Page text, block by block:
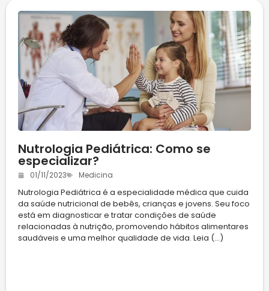
Nutrologia Pediátrica: Como se
especializar?
01/11/2023 Medicina
Nutrologia Pediátrica é a especialidade médica que cuida
da saúde nutricional de bebês, crianças e jovens. Seu foco
está em diagnosticar e tratar condições de saúde
relacionadas à nutrição, promovendo hábitos alimentares
saudáveis e uma melhor qualidade de vida. Leia (...)